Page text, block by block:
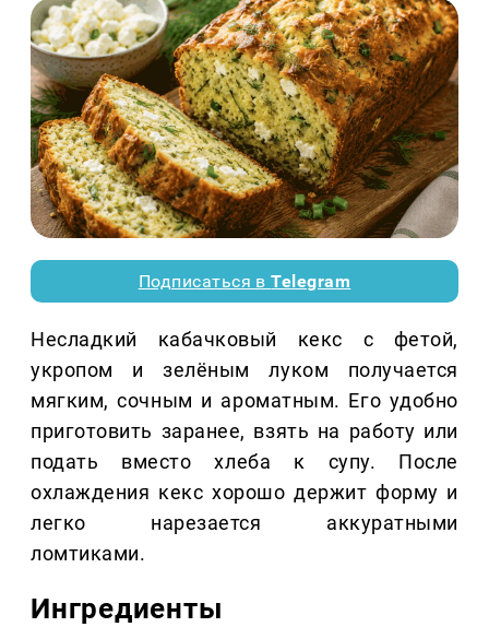
Подписаться вTelegram
Несладкий кабачковый кекс с фетой,
укропом и зелёным луком получается
мягким, сочным и ароматным. Его удобно
приготовить заранее, взять на работу или
подать вместо хлеба к супу. После
охлаждения кекс хорошо держит форму и
легко нарезается аккуратными
ломтиками.
Ингредиенты